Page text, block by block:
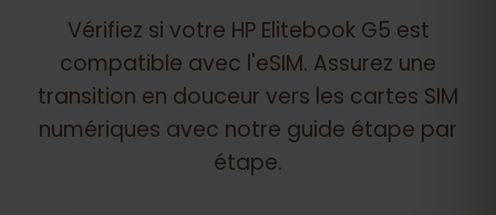
Vérifiez si votre HP Elitebook G5 est
compatible avec l'eSIM. Assurez une
transition en douceur vers les cartes SIM
numériques avec notre guide étape par
étape.